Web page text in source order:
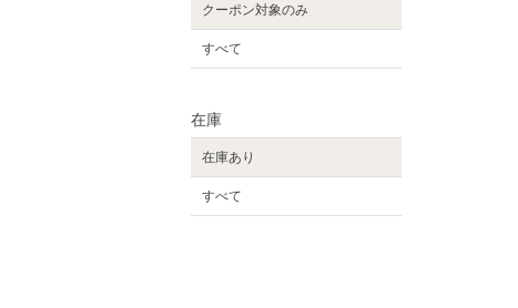
クーポン対象のみ
すべて
在庫
在庫あり
すべて